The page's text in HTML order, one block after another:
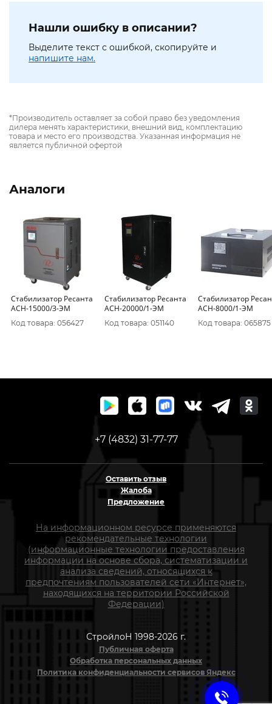
Нашли ошибку в описании?
Выделите текст с ошибкой, скопируйте и
напишите нам.
*Производитель оставляет за собой право без уведомления
дилера менять характеристики, внешний вид, комплектацию
товара и место его производства. Указанная информация не
является публичной офертой
Аналоги
Стабилизатор Ресанта
АСН-15000/З-ЭМ
Код товара: 056427
Стабилизатор Ресанта
АСН-20000/1-ЭМ
Код товара: 051140
Стабилизатор
АСН-8000/1-ЭМ
Код товара: 065875
+7 (4832) 31-77-77
Оставить отзыв
Жалоба
Предложение
На информационном ресурсе применяются
рекомендательные технологии
(информационные технологии предоставления
информации на основе сбора, систематизации и
анализа сведений, относящихся к
предпочтениям пользователей сети «Интернет»,
находящихся на территории Российской
Федерации)
СтройлоН 1998-2026 г.
Публичная оферта
Обработка персональных данных
Политика конфиденциальности сервисов Яндекс